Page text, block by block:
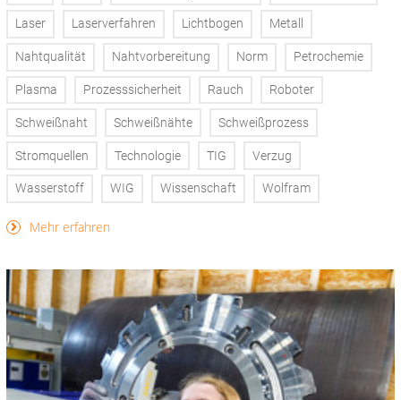
Laser Laserverfahren Lichtbogen Metall
Nahtqualität Nahtvorbereitung Norm Petrochemie
Plasma Prozesssicherheit Rauch Roboter
Schweißnaht Schweißnähte Schweißprozess
Stromquellen Technologie TIG Verzug
Wasserstoff WIG Wissenschaft Wolfram
Mehr erfahren